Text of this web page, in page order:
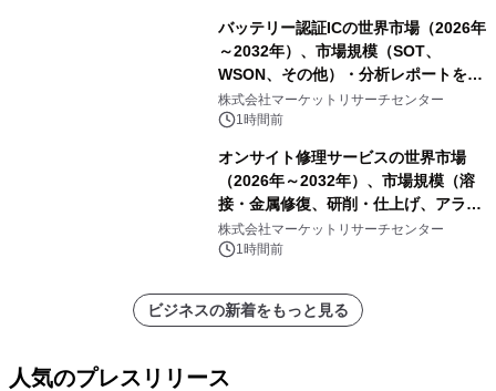
バッテリー認証ICの世界市場（2026年
～2032年）、市場規模（SOT、
WSON、その他）・分析レポートを発
表
株式会社マーケットリサーチセンター
1時間前
オンサイト修理サービスの世界市場
（2026年～2032年）、市場規模（溶
接・金属修復、研削・仕上げ、アライ
メント、その他）・分析レポートを発
表
株式会社マーケットリサーチセンター
1時間前
ビジネスの新着をもっと見る
人気のプレスリリース